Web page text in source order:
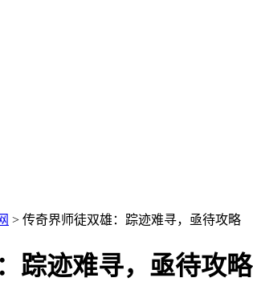
> 传奇界师徒双雄：踪迹难寻，亟待攻略
踪迹难寻，亟待攻略